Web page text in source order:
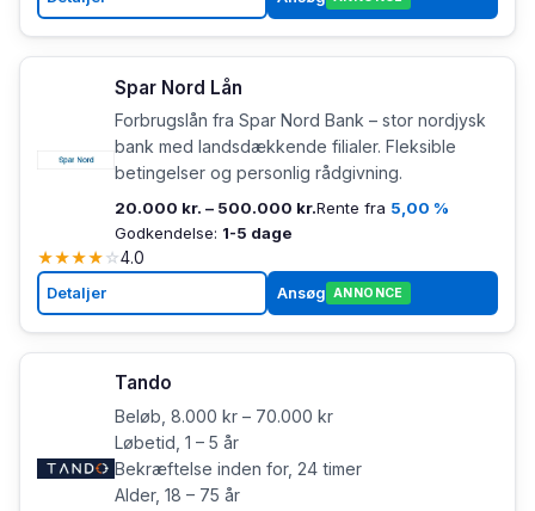
Spar Nord Lån
Forbrugslån fra Spar Nord Bank – stor nordjysk
bank med landsdækkende filialer. Fleksible
betingelser og personlig rådgivning.
20.000 kr. – 500.000 kr.Rente fra 5,00 %
Godkendelse: 1-5 dage
★★★★☆4.0
Detaljer Ansøg ANNONCE
Tando
Beløb, 8.000 kr – 70.000 kr
Løbetid, 1 – 5 år
Bekræftelse inden for, 24 timer
Alder, 18 – 75 år